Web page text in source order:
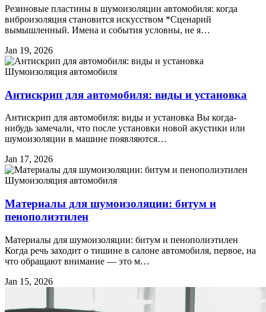
Резиновые пластины в шумоизоляции автомобиля: когда
виброизоляция становится искусством *Сценарий
вымышленный. Имена и события условны, не я…
Jan 19, 2026
Шумоизоляция автомобиля
Антискрип для автомобиля: виды и установка
Антискрип для автомобиля: виды и установка Вы когда-
нибудь замечали, что после установки новой акустики или
шумоизоляции в машине появляются…
Jan 17, 2026
Шумоизоляция автомобиля
Материалы для шумоизоляции: битум и
пенополиэтилен
Материалы для шумоизоляции: битум и пенополиэтилен
Когда речь заходит о тишине в салоне автомобиля, первое, на
что обращают внимание — это м…
Jan 15, 2026